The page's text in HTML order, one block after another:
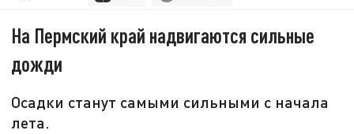
На Пермский край надвигаются сильные
дожди
Осадки станут самыми сильными с начала
лета.